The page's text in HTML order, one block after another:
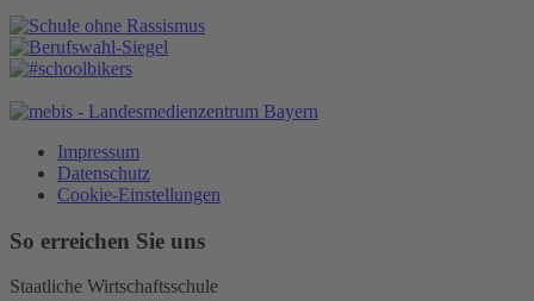
Impressum
Datenschutz
Cookie-Einstellungen
So erreichen Sie uns
Staatliche Wirtschaftsschule